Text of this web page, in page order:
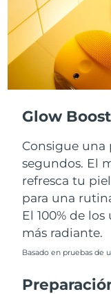
Glow Boost
Consigue una
segundos. El
refresca tu
para una
El 100% de
más radiante.
Basado en pruebas de
Taiwán
Tailandia
Turquía
Emiratos Árabes
Reino Unido
Estados
Uzbekistán